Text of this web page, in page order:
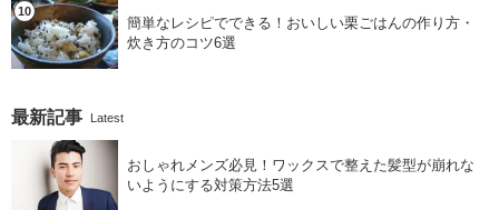
簡単なレシピでできる！おいしい栗ごはんの作り方・
炊き方のコツ6選
最新記事 Latest
おしゃれメンズ必見！ワックスで整えた髪型が崩れな
いようにする対策方法5選